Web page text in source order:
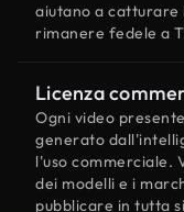
aiutano a catturare
rimanere fedele a
Licenza
Ogni video
generato
l'uso commerciale.
dei modelli e i
pubblicare in tutta